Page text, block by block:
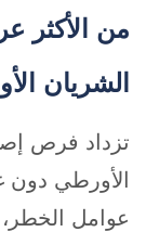
من الأكثر
الشريان
تزداد فرص
الأورطي
عوامل الخطر،